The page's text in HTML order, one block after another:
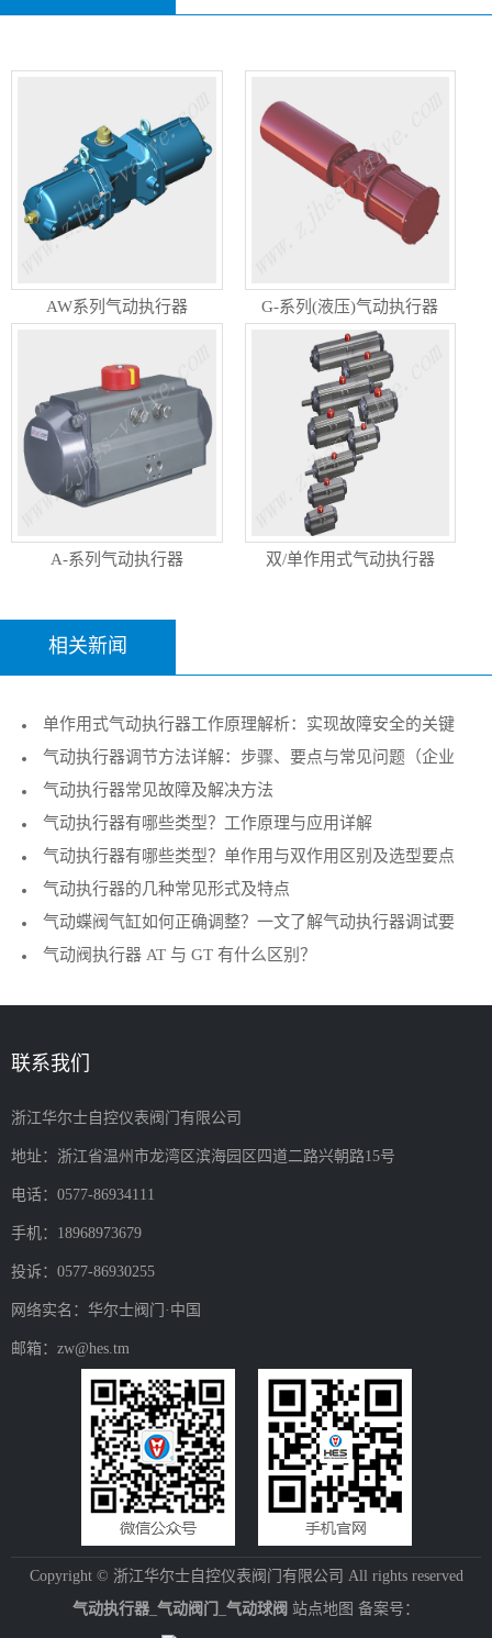
AW系列气动执行器 G-系列(液压)气动执行器
A-系列气动执行器 双/单作用式气动执行器
相关新闻
单作用式气动执行器工作原理解析：实现故障安全的关键
执行机构
气动执行器调节方法详解：步骤、要点与常见问题（企业
技术指南）
气动执行器常见故障及解决方法
气动执行器有哪些类型？工作原理与应用详解
气动执行器有哪些类型？单作用与双作用区别及选型要点
气动执行器的几种常见形式及特点
气动蝶阀气缸如何正确调整？一文了解气动执行器调试要
点 气动阀执行器 AT 与 GT 有什么区别？
联系我们
浙江华尔士自控仪表阀门有限公司
地址：浙江省温州市龙湾区滨海园区四道二路兴朝路15号
电话：0577-86934111
手机：18968973679
投诉：0577-86930255
网络实名：华尔士阀门·中国
邮箱：zw@hes.tm
Copyright © 浙江华尔士自控仪表阀门有限公司 All rights reserved
气动执行器 气动阀门 气动球阀 站点地图 备案号：